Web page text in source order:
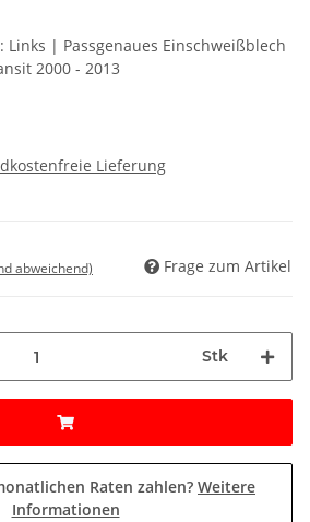
| Passgenaues Einschweißblech
2000 - 2013
Lieferung
abweichend) Frage zum Artikel
Stk
Raten zahlen? Weitere
Informationen